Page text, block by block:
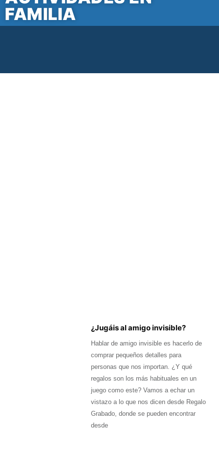
FAMILIA
¿Jugáis al amigo invisible?
Hablar de amigo invisible es hacerlo de
comprar pequeños detalles para
personas que nos importan. ¿Y qué
regalos son los más habituales en un
juego como este? Vamos a echar un
vistazo a lo que nos dicen desde Regalo
Grabado, donde se pueden encontrar
desde